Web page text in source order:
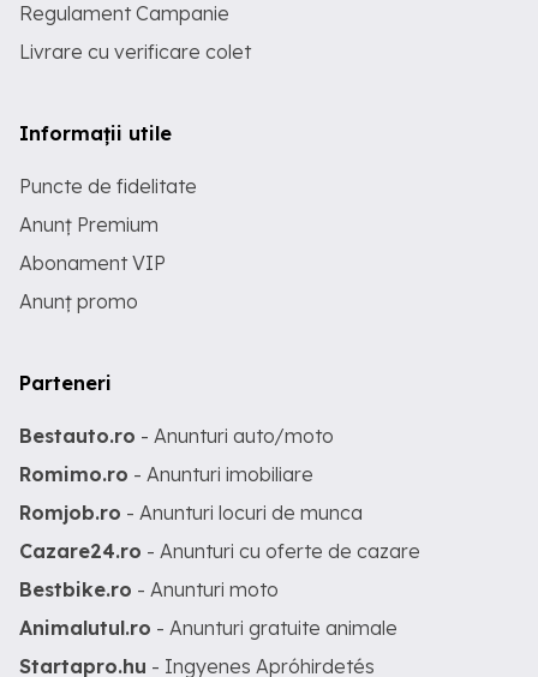
Regulament Campanie
Livrare cu verificare colet
Informații utile
Puncte de fidelitate
Anunț Premium
Abonament VIP
Anunț promo
Parteneri
Bestauto.ro - Anunturi auto/moto
Romimo.ro - Anunturi imobiliare
Romjob.ro - Anunturi locuri de munca
Cazare24.ro - Anunturi cu oferte de cazare
Bestbike.ro - Anunturi moto
Animalutul.ro - Anunturi gratuite animale
Startapro.hu - Ingyenes Apróhirdetés